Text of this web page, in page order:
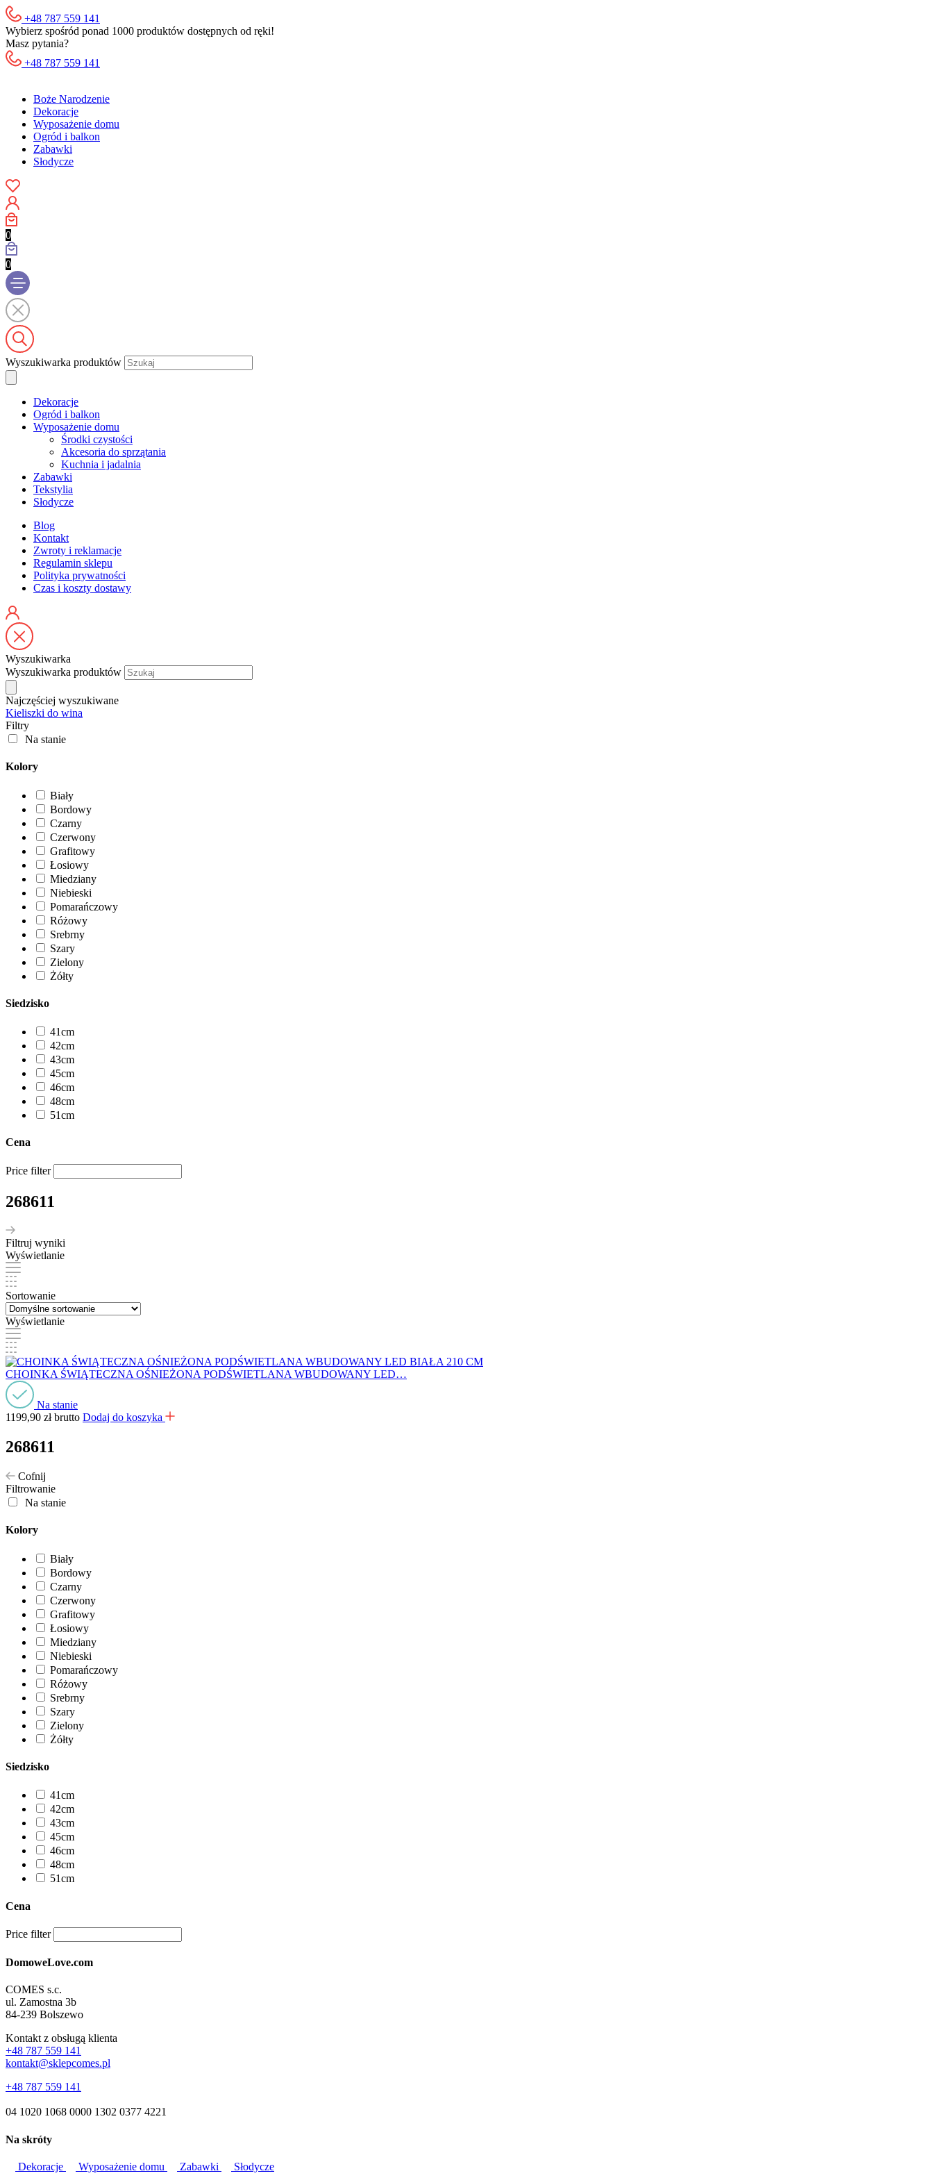
+48 787 559 141
Wybierz spośród ponad 1000 produktów dostępnych od ręki!
Masz pytania?
+48 787 559 141
Boże Narodzenie
Dekoracje
Wyposażenie domu
Ogród i balkon
Zabawki
Słodycze
0
0
Wyszukiwarka produktów
Dekoracje
Ogród i balkon
Wyposażenie domu
Środki czystości
Akcesoria do sprzątania
Kuchnia i jadalnia
Zabawki
Tekstylia
Słodycze
Blog
Kontakt
Zwroty i reklamacje
Regulamin sklepu
Polityka prywatności
Czas i koszty dostawy
Wyszukiwarka
Wyszukiwarka produktów
Najczęściej wyszukiwane
Kieliszki do wina
Filtry
Na stanie
Kolory
Biały
Bordowy
Czarny
Czerwony
Grafitowy
Łosiowy
Miedziany
Niebieski
Pomarańczowy
Różowy
Srebrny
Szary
Zielony
Żółty
Siedzisko
41cm
42cm
43cm
45cm
46cm
48cm
51cm
Cena
Price filter
268611
Filtruj wyniki
Wyświetlanie
Sortowanie
Wyświetlanie
CHOINKA ŚWIĄTECZNA OŚNIEŻONA PODŚWIETLANA WBUDOWANY LED…
Na stanie
1199,90 zł brutto Dodaj do koszyka
268611
Cofnij
Filtrowanie
Na stanie
Kolory
Biały
Bordowy
Czarny
Czerwony
Grafitowy
Łosiowy
Miedziany
Niebieski
Pomarańczowy
Różowy
Srebrny
Szary
Zielony
Żółty
Siedzisko
41cm
42cm
43cm
45cm
46cm
48cm
51cm
Cena
Price filter
DomoweLove.com
COMES s.c.
ul. Zamostna 3b
84-239 Bolszewo
Kontakt z obsługą klienta
+48 787 559 141
kontakt@sklepcomes.pl
+48 787 559 141
04 1020 1068 0000 1302 0377 4221
Na skróty
Dekoracje Wyposażenie domu Zabawki Słodycze